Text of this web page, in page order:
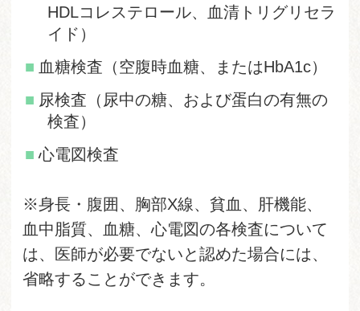
HDLコレステロール、血清トリグリセラ
イド）
血糖検査（空腹時血糖、またはHbA1c）
尿検査（尿中の糖、および蛋白の有無の
検査）
心電図検査
※身長・腹囲、胸部X線、貧血、肝機能、
血中脂質、血糖、心電図の各検査について
は、医師が必要でないと認めた場合には、
省略することができます。